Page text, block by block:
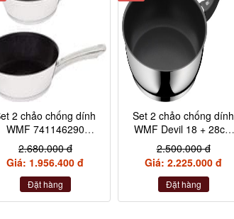
2 chảo chống dính
WMF 741146290
24+28cm cán inox nội
địa Đức
2.680.000 đ
Giá: 1.956.400 đ
Đặt hàng
Set 2 chảo chống dính
WMF Devil 18 + 28cm
cán nhựa
2.500.000 đ
Giá: 2.225.000 đ
Đặt hàng